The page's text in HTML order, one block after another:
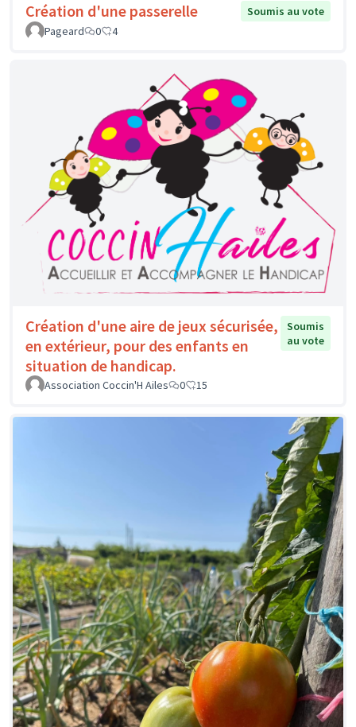
Création d'une passerelle
Soumis au vote
Pageard
0 4
Création d'une aire de jeux sécurisée,
en extérieur, pour des enfants en
situation de handicap.
Soumis
au vote
Association Coccin'H Ailes 0 15